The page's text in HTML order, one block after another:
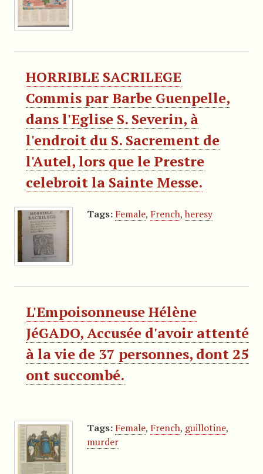
HORRIBLE SACRILEGE
Commis par Barbe Guenpelle,
dans l'Eglise S. Severin, à
l'endroit du S. Sacrement de
l'Autel, lors que le Prestre
celebroit la Sainte Messe.
Tags: Female, French, heresy
L'Empoisonneuse Hélène
JéGADO, Accusée d'avoir attenté
à la vie de 37 personnes, dont 25
ont succombé.
Tags: Female, French, guillotine,
murder